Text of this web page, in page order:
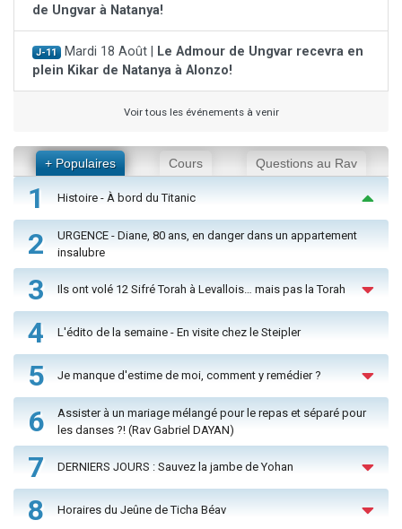
de Ungvar à Natanya!
J-11 Mardi 18 Août |
Le Admour de Ungvar recevra en
plein Kikar de Natanya à Alonzo!
Voir tous les événements à venir
+ Populaires Cours Questions au Rav
1 Histoire - À bord du Titanic
2
URGENCE - Diane, 80 ans, en danger dans un appartement
insalubre
3 Ils ont volé 12 Sifré Torah à Levallois… mais pas la Torah
4 L'édito de la semaine - En visite chez le Steipler
5 Je manque d'estime de moi, comment y remédier ?
6
Assister à un mariage mélangé pour le repas et séparé pour
les danses ?! (Rav Gabriel DAYAN)
7 DERNIERS JOURS : Sauvez la jambe de Yohan
8 Horaires du Jeûne de Ticha Béav